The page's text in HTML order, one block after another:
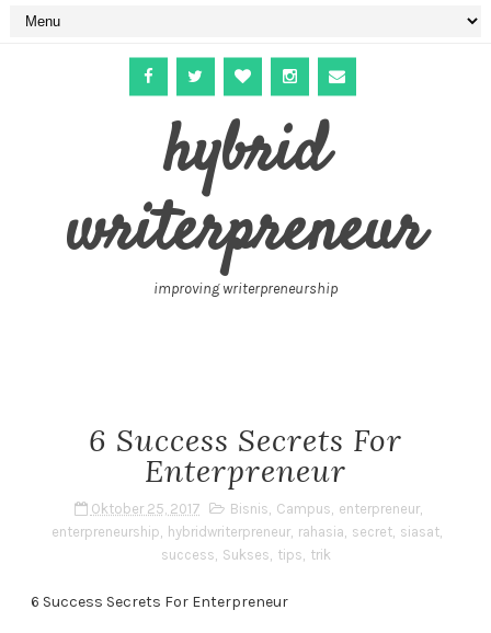
hybrid
writerpreneur
improving writerpreneurship
6 Success Secrets For
Enterpreneur
Oktober 25, 2017 Bisnis, Campus, enterpreneur,
enterpreneurship, hybridwriterpreneur, rahasia, secret, siasat,
success, Sukses, tips, trik
6 Success Secrets For Enterpreneur